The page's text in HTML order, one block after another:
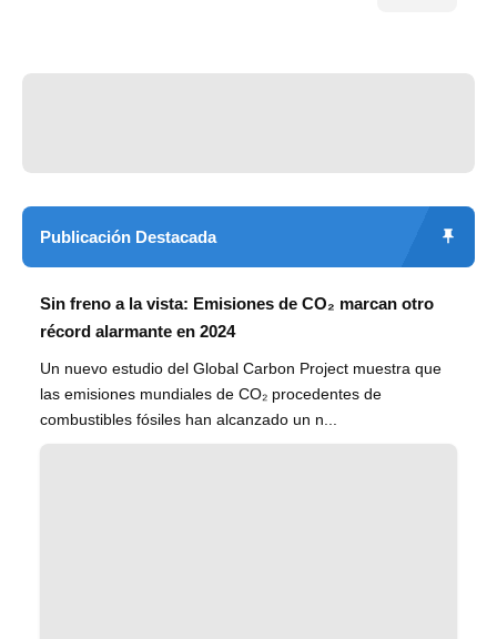
Publicación Destacada
Sin freno a la vista: Emisiones de CO₂ marcan otro
récord alarmante en 2024
Un nuevo estudio del Global Carbon Project muestra que
las emisiones mundiales de CO₂ procedentes de
combustibles fósiles han alcanzado un n...